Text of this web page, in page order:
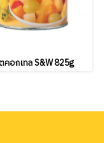
คอกเทล S&W 825g